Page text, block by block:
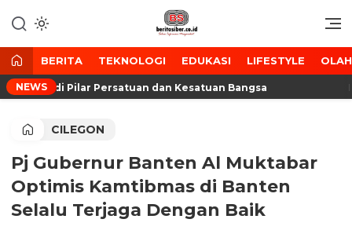
ke
konten
BeritaSiber.co.id
Media Tanggap Dan Akurat
BERITA TEKNOLOGI EDUKASI LIFESTYLE
NEWS
Jadi Pilar Persatuan dan Kesatuan Bangsa
CILEGON
Pj Gubernur Banten Al Muktabar
Optimis Kamtibmas di Banten
Selalu Terjaga Dengan Baik